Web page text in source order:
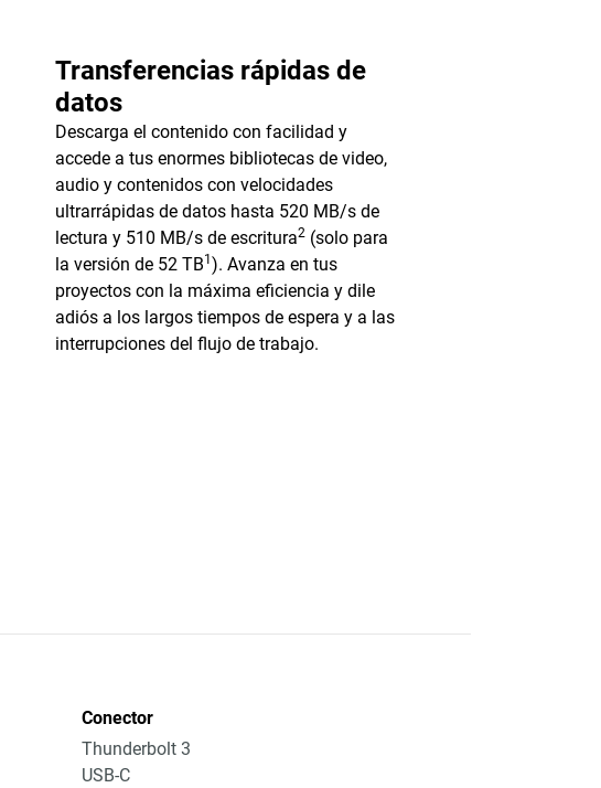
Transferencias rápidas de
datos
Descarga el contenido con facilidad y
accede a tus enormes bibliotecas de video,
audio y contenidos con velocidades
ultrarrápidas de datos hasta 520 MB/s de
lectura y 510 MB/s de escritura2 (solo para
la versión de 52 TB1). Avanza en tus
proyectos con la máxima eficiencia y dile
adiós a los largos tiempos de espera y a las
interrupciones del flujo de trabajo.
Conector
Thunderbolt 3
USB-C